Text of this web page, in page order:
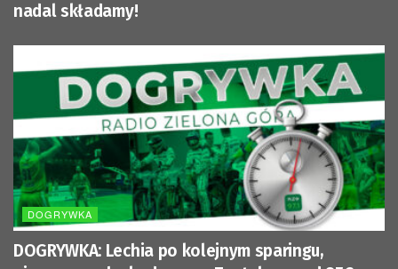
nadal składamy!
DOGRYWKA
DOGRYWKA: Lechia po kolejnym sparingu,